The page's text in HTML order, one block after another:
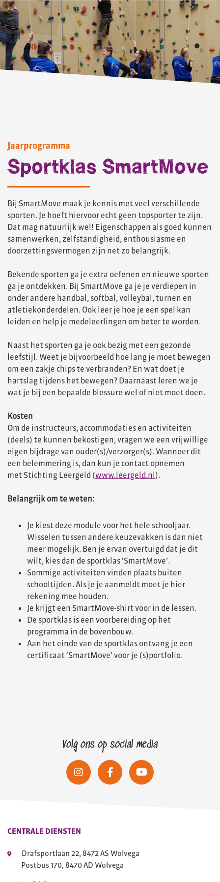
Jaarprogramma
Sportklas SmartMove
Bij SmartMove maak je kennis met veel verschillende
sporten. Je hoeft hiervoor echt geen topsporter te zijn.
Dat mag natuurlijk wel! Eigenschappen als goed kunnen
samenwerken, zelfstandigheid, enthousiasme en
doorzettingsvermogen zijn net zo belangrijk.
Bekende sporten ga je extra oefenen en nieuwe sporten
ga je ontdekken. Bij SmartMove ga je je verdiepen in
onder andere handbal, softbal, volleybal, turnen en
atletiekonderdelen. Ook leer je hoe je een spel kan
leiden en help je medeleerlingen om beter te worden.
Naast het sporten ga je ook bezig met een gezonde
leefstijl. Weet je bijvoorbeeld hoe lang je moet bewegen
om een zakje chips te verbranden? En wat doet je
hartslag tijdens het bewegen? Daarnaast leren we je
wat je bij een bepaalde blessure wel of niet moet doen.
Kosten
Om de instructeurs, accommodaties en activiteiten
(deels) te kunnen bekostigen, vragen we een vrijwillige
eigen bijdrage van ouder(s)/verzorger(s). Wanneer dit
een belemmering is, dan kun je contact opnemen
met Stichting Leergeld (www.leergeld.nl ).
Belangrijk om te weten:
Je kiest deze module voor het hele schooljaar.
Wisselen tussen andere keuzevakken is dan niet
meer mogelijk. Ben je ervan overtuigd dat je dit
wilt, kies dan de sportklas ‘SmartMove’.
Sommige activiteiten vinden plaats buiten
schooltijden. Als je je aanmeldt moet je hier
rekening mee houden.
Je krijgt een SmartMove-shirt voor in de lessen.
De sportklas is een voorbereiding op het
programma in de bovenbouw.
Aan het einde van de sportklas ontvang je een
certificaat ‘SmartMove’ voor je (s)portfolio.
Volg ons op social media
CENTRALE DIENSTEN
Drafsportlaan 22, 8472 AS Wolvega
Postbus 170, 8470 AD Wolvega